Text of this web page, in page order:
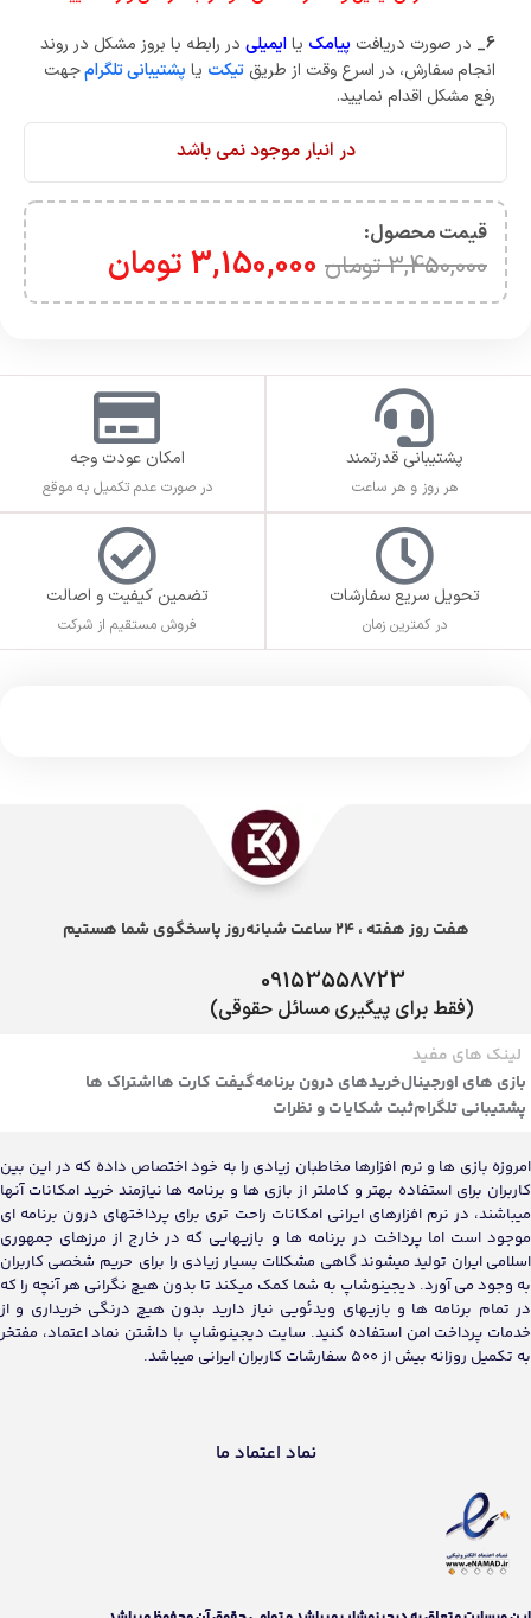
6_
در صورت دریافت پیامک یاایمیلی در رابطه با بروز مشکل در روند
انجام سفارش، در اسرع وقت از طریق تیکت یا پشتیبانی تلگرامجهت
رفع مشکل اقدام نمایید.
در انبار موجود نمی باشد
قیمت محصول:​
3,450,000 تومان 3,150,000 تومان
پشتیبانی قدرتمند
هر روز و هر ساعت
امکان عودت وجه
در صورت عدم تکمیل به موقع
تحویل سریع سفارشات
در کمترین زمان
تضمین کیفیت و اصالت
فروش مستقیم از شرکت
هفت روز هفته ، 24 ساعت شبانه‌روز پاسخگوی شما هستیم
09153558723
(فقط برای پیگیری مسائل حقوقی)
لینک های مفید
بازی های اورجینالخریدهای درون برنامهگیفت کارت هااشتراک ها
پشتیبانی تلگرامثبت شکایات و نظرات
امروزه بازی ها و نرم افزارها مخاطبان زیادی را به خود اختصاص داده که در این بین
کاربران برای استفاده بهتر و کاملتر از بازی ها و برنامه ها نیازمند خرید امکانات آنها
میباشند، در نرم افزارهای ایرانی امکانات راحت تری برای پرداختهای درون برنامه ای
موجود است اما پرداخت در برنامه ها و بازیهایی که در خارج از مرزهای جمهوری
اسلامی ایران تولید میشوند گاهی مشکلات بسیار زیادی را برای حریم شخصی کاربران
به وجود می آورد. دیجینوشاپ به شما کمک میکند تا بدون هیچ نگرانی هر آنچه را که
در تمام برنامه ها و بازیهای ویدئویی نیاز دارید بدون هیچ درنگی خریداری و از
خدمات پرداخت امن استفاده کنید. سایت دیجینوشاپ با داشتن نماد اعتماد، مفتخر
به تکمیل روزانه بیش از 500 سفارشات کاربران ایرانی میباشد.
نماد اعتماد ما